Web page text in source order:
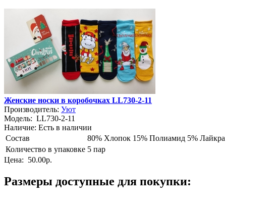
Женские носки в коробочках LL730-2-11
Производитель: Уют
Модель: LL730-2-11
Наличие: Есть в наличии
Состав
80% Хлопок 15% Полиамид 5% Лайкра
Количество в упаковке 5 пар
Цена: 50.00р.
Размеры доступные для покупки: